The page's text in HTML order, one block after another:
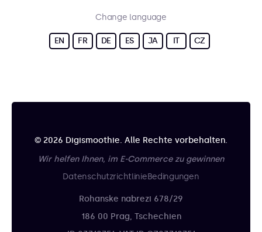
Change language
EN FR DE ES JA IT CZ
© 2026 Digismoothie. Alle Rechte vorbehalten.
Wir helfen Ihnen, im E-Commerce zu gewinnen
DatenschutzrichtlinieBedingungen
Rohanske nabrezi 678/29
186 00 Prag, Tschechien